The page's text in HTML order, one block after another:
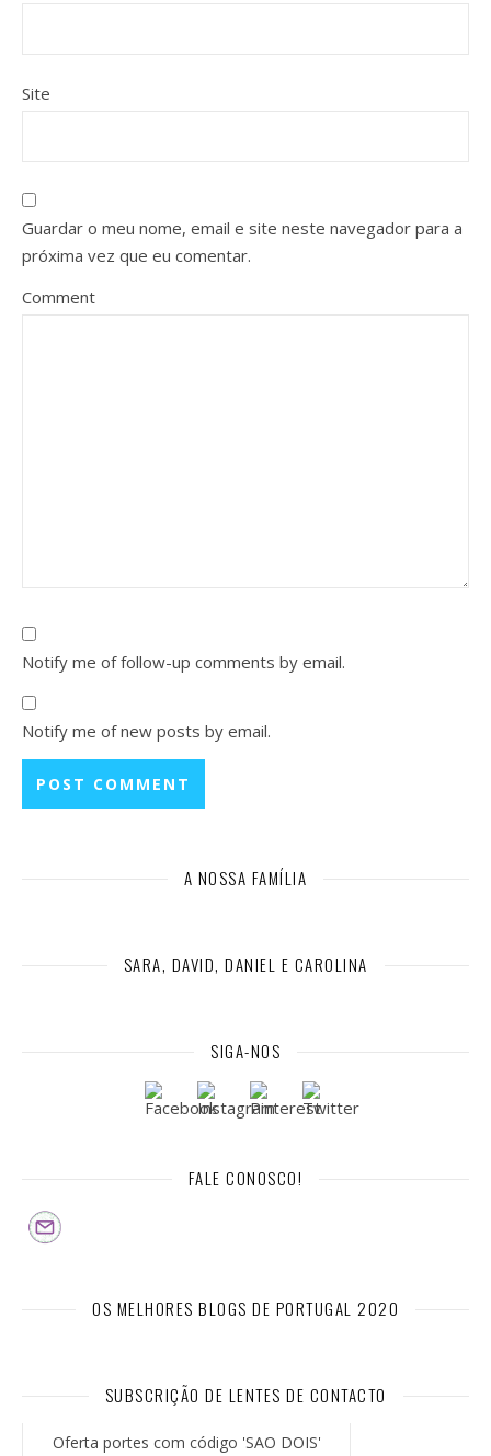
Site
Guardar o meu nome, email e site neste navegador para a
próxima vez que eu comentar.
Comment
Notify me of follow-up comments by email.
Notify me of new posts by email.
A NOSSA FAMÍLIA
SARA, DAVID, DANIEL E CAROLINA
SIGA-NOS
FALE CONOSCO!
OS MELHORES BLOGS DE PORTUGAL 2020
SUBSCRIÇÃO DE LENTES DE CONTACTO
Oferta portes com código 'SAO DOIS'